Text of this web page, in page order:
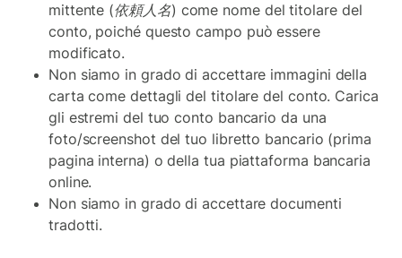
mittente (依頼人名) come nome del titolare del
conto, poiché questo campo può essere
modificato.
Non siamo in grado di accettare immagini della
carta come dettagli del titolare del conto. Carica
gli estremi del tuo conto bancario da una
foto/screenshot del tuo libretto bancario (prima
pagina interna) o della tua piattaforma bancaria
online.
Non siamo in grado di accettare documenti
tradotti.